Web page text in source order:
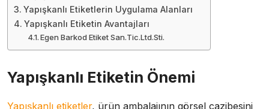
Yapışkanlı Etiketlerin Uygulama Alanları
Yapışkanlı Etiketin Avantajları
Egen Barkod Etiket San.Tic.Ltd.Sti.
Yapışkanlı Etiketin Önemi
Yapışkanlı etiketler, ürün ambalajının görsel cazibesini